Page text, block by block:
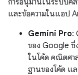
การอนุมานในระบบค
และข้อความในแอป
Gemini Pro:
ของ Google
ในโค้ด คณิตศา
ฐานของโค้ด แ